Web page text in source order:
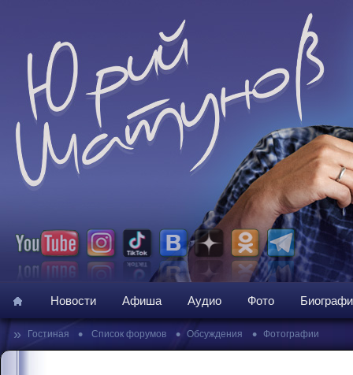
Новости Афиша Аудио Фото
» Гостиная • Список форумов • Обсуждения • Фотографии